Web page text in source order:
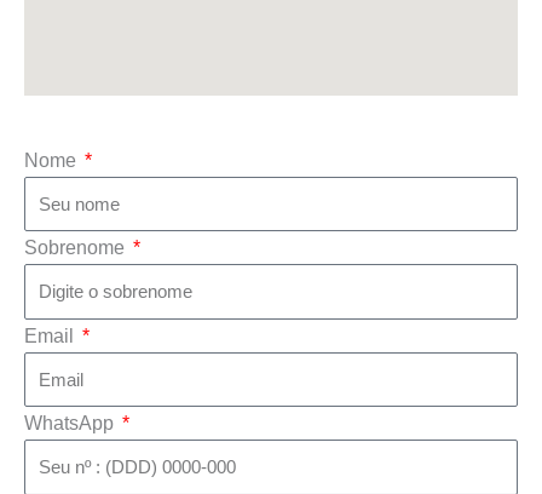
Nome
Sobrenome
Email
WhatsApp